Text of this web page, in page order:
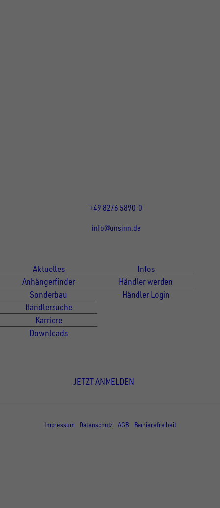
+49 8276 5890-0
info@unsinn.de
Aktuelles
Anhängerfinder
Sonderbau
Händlersuche
Karriere
Downloads
Infos
Händler werden
Händler Login
JETZT ANMELDEN
Impressum
Datenschutz AGB Barrierefreiheit